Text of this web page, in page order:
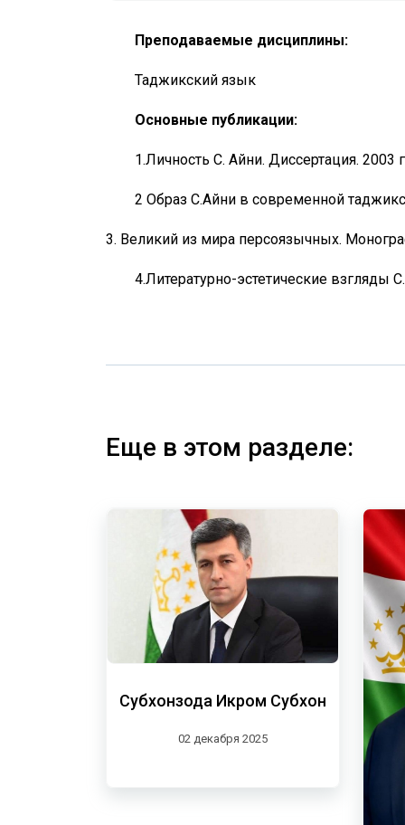
Преподаваемые дисциплины:
Таджикский язык
Основные публикации:
1.Личность С. Айни. Диссертация. 2003
2 Образ С.Айни в современной
Великий из мира персоязычных.
4.Литературно-эстетические взгляды
Еще в этом разделе:
Субхонзода Икром Субхон
02 декабря 2025